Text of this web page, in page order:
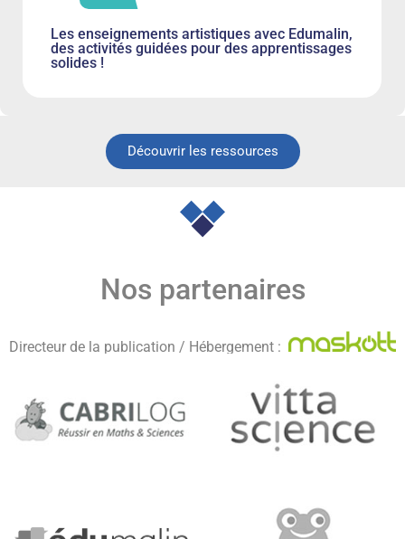
Les enseignements artistiques avec Edumalin,
des activités guidées pour des apprentissages
solides !
Découvrir les ressources
Nos partenaires
Directeur de la publication / Hébergement :